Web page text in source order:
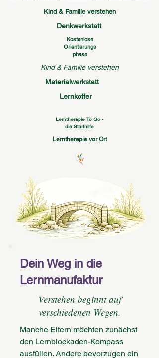
Kind & Familie verstehen
Denkwerkstatt
Kostenlose
Orientierungs
phase
Kind & Familie verstehen
Materialwerkstatt
Lernkoffer
Lerntherapie To Go -
die Starthilfe
Lerntherapie vor Ort
Dein Weg in die
Lernmanufaktur
Verstehen beginnt auf
verschiedenen Wegen.
Manche Eltern möchten zunächst
den Lernblockaden-Kompass
ausfüllen. Andere bevorzugen ein